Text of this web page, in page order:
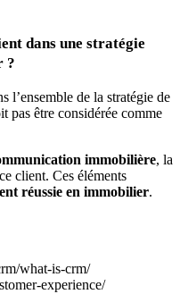
dans une stratégie
?
l’ensemble de la stratégie de
pas être considérée comme
immobilière, la
client. Ces éléments
réussie en immobilier.
what-is-crm/
experience/